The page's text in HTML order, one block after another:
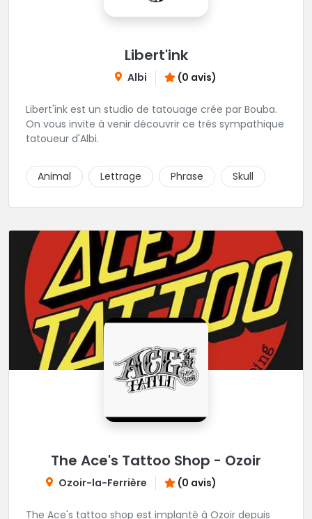
Libert'ink
Albi (0 avis)
Libert'ink est un studio de tatouage crée par Bouba.
On vous invite à venir découvrir ce trés sympathique
tatoueur d'Albi.
Animal Lettrage Phrase Skull
The Ace's Tattoo Shop - Ozoir
Ozoir-la-Ferrière (0 avis)
The Ace's tattoo shop est implanté à Ozoir depuis